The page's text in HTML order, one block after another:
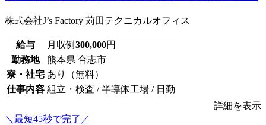
株式会社J’s Factory 苅田テクニカルオフィス
給与 月収例 300,000円
勤務地
熊本県 合志市
寮・社宅 あり（無料）
仕事内容 組立・検査 / 半導体工場 / 日勤
詳細を表示
＼最短45秒で完了／